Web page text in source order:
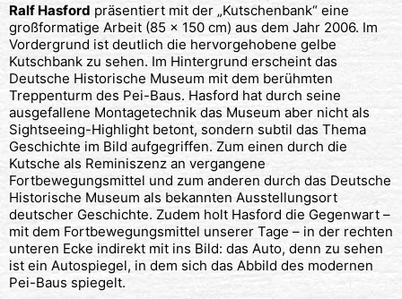
Ralf Hasford präsentiert mit der „Kutschenbank“ eine
großformatige Arbeit (85 x 150 cm) aus dem Jahr 2006. Im
Vordergrund ist deutlich die hervorgehobene gelbe
Kutschbank zu sehen. Im Hintergrund erscheint das
Deutsche Historische Museum mit dem berühmten
Treppenturm des Pei-Baus. Hasford hat durch seine
ausgefallene Montagetechnik das Museum aber nicht als
Sightseeing-Highlight betont, sondern subtil das Thema
Geschichte im Bild aufgegriffen. Zum einen durch die
Kutsche als Reminiszenz an vergangene
Fortbewegungsmittel und zum anderen durch das Deutsche
Historische Museum als bekannten Ausstellungsort
deutscher Geschichte. Zudem holt Hasford die Gegenwart –
mit dem Fortbewegungsmittel unserer Tage – in der rechten
unteren Ecke indirekt mit ins Bild: das Auto, denn zu sehen
ist ein Autospiegel, in dem sich das Abbild des modernen
Pei-Baus spiegelt.